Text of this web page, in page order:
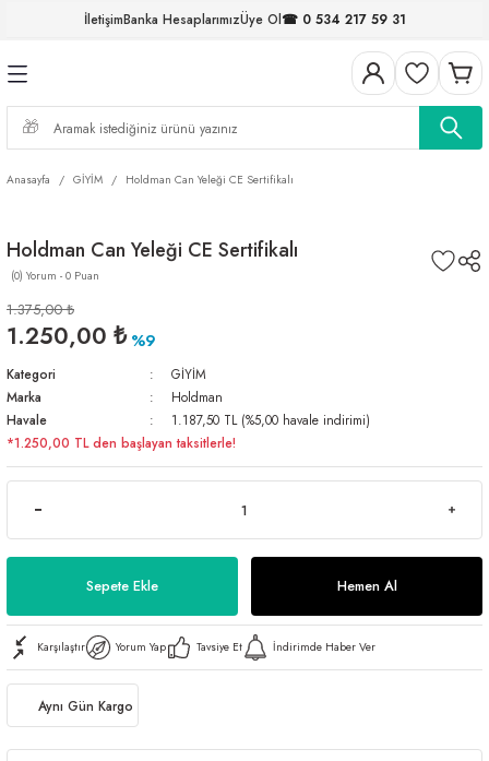
İletişimBanka HesaplarımızÜye Ol☎ 0 534 217 59 31
Geri Dön
Geri Dön
Geri Dön
Geri Dön
FIRDÖNDÜLER
Geri Dön
Geri Dön
Geri Dön
Geri Dön
Anasayfa GİYİM Holdman Can Yeleği CE Sertifikalı
Holdman Can Yeleği CE Sertifikalı
(0) Yorum - 0 Puan
1.375,00 ₺
1.250,00 ₺ %9
Kategori
GİYİM
Marka
Holdman
Havale
1.187,50 TL (%5,00 havale indirimi)
*1.250,00 TL den başlayan taksitlerle!
Sepete Ekle Hemen Al
Karşılaştır Yorum Yap Tavsiye Et İndirimde Haber Ver
Aynı Gün Kargo